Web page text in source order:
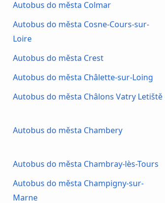
Autobus do města Colmar
Autobus do města Cosne-Cours-sur-
Loire
Autobus do města Crest
Autobus do města Châlette-sur-Loing
Autobus do města Châlons Vatry Letiště
Autobus do města Chambery
Autobus do města Chambray-lès-Tours
Autobus do města Champigny-sur-
Marne